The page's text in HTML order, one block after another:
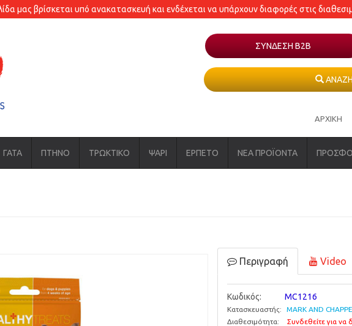
μας βρίσκεται υπό ανακατασκευή και ενδέχεται να υπάρχουν διαφορές στις
ΣΥΝΔΕΣΗ Β2Β
ΑΡΧΙΚΗ
ΓΑΤΑ ΠΤΗΝΟ ΤΡΩΚΤΙΚΟ ΨΑΡΙ ΕΡΠΕΤΟ ΝΕΑ ΠΡΟΪΟΝΤΑ
Περιγραφή Video
Κωδικός: MC1216
Κατασκευαστής:
MARK AND
Διαθεσιμότητα:
Συνδεθείτε για να